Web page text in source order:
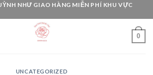
NHƯ GIAO HÀNG MIỄN PHÍ KHU VỰC
0
UNCATEGORIZED